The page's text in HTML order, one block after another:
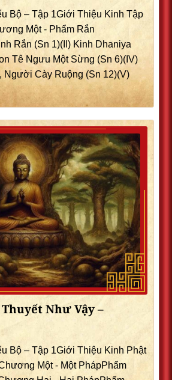
Bộ – Tập 1Giới Thiệu Kinh Tập
Một - Phẩm Rắn
Rắn (Sn 1)(II) Kinh Dhaniya
Tê Ngưu Một Sừng (Sn 6)(IV)
Người Cày Ruộng (Sn 12)(V)
Như Vậy –
Bộ – Tập 1Giới Thiệu Kinh Phật
Một - Một PhápPhẩm